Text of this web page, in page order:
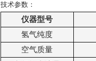
技术参数：
仪器型号
氢气纯度
空气质量